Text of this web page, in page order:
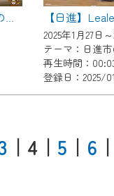
【日進】令和７年 日進市 二十歳の集い
2025年1月27日
テーマ：日進
再生時間：
登録日：2025/
｜4 ｜ 5 ｜ 6 ｜